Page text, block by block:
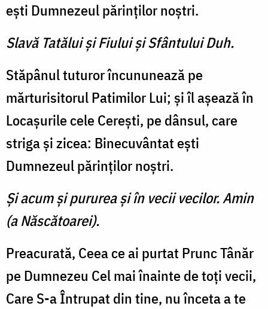
eşti Dumnezeul părinţilor noştri.
Slavă Tatălui şi Fiului şi Sfântului Duh.
Stăpânul tuturor încununează pe
mărturisitorul Patimilor Lui; şi îl aşează în
Locaşurile cele Cereşti, pe dânsul, care
striga şi zicea: Binecuvântat eşti
Dumnezeul părinţilor noştri.
Şi acum şi pururea şi în vecii vecilor. Amin
(a Născătoarei).
Preacurată, Ceea ce ai purtat Prunc Tânăr
pe Dumnezeu Cel mai înainte de toţi vecii,
Care S-a Întrupat din tine, nu înceta a te